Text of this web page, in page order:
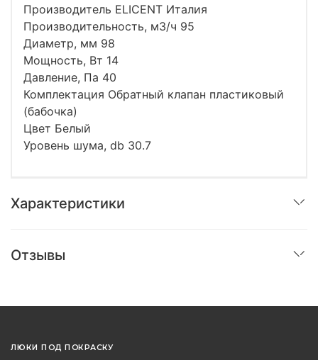
Производитель ELICENT Италия
Производительность, м3/ч 95
Диаметр, мм 98
Мощность, Вт 14
Давление, Па 40
Комплектация Обратный клапан пластиковый
(бабочка)
Цвет Белый
Уровень шума, db 30.7
Характеристики
Отзывы
ЛЮКИ ПОД ПОКРАСКУ